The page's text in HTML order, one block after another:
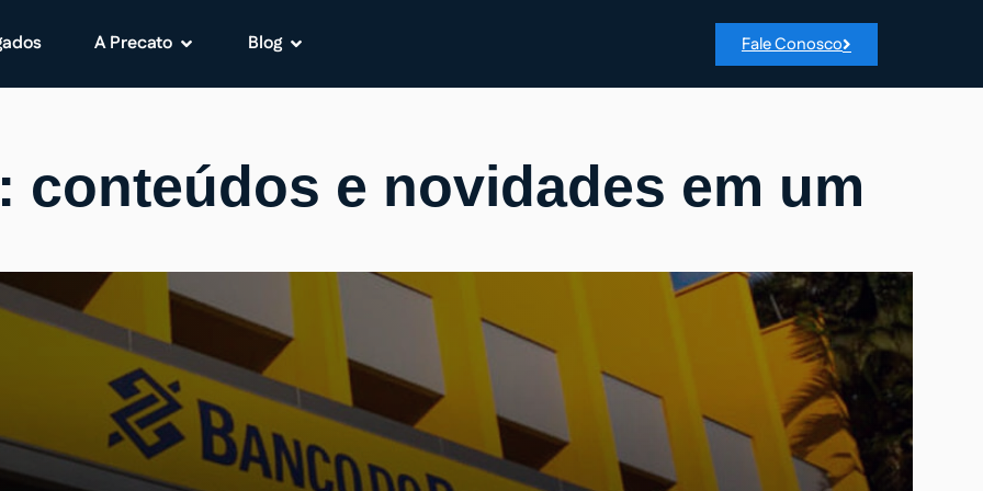
A Precato Blog Fale Conosco
conteúdos e novidades em um